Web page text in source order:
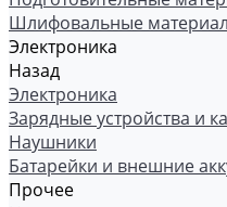
Шлифовальные
Электроника
Назад
Электроника
Зарядные устройства и
Наушники
Батарейки и внешние
Прочее